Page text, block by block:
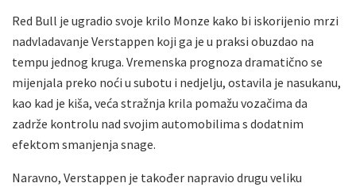
Red Bull je ugradio svoje krilo Monze kako bi iskorijenio mrzi
nadvladavanje Verstappen koji ga je u praksi obuzdao na
tempu jednog kruga. Vremenska prognoza dramatično se
mijenjala preko noći u subotu i nedjelju, ostavila je nasukanu,
kao kad je kiša, veća stražnja krila pomažu vozačima da
zadrže kontrolu nad svojim automobilima s dodatnim
efektom smanjenja snage.
Naravno, Verstappen je također napravio drugu veliku